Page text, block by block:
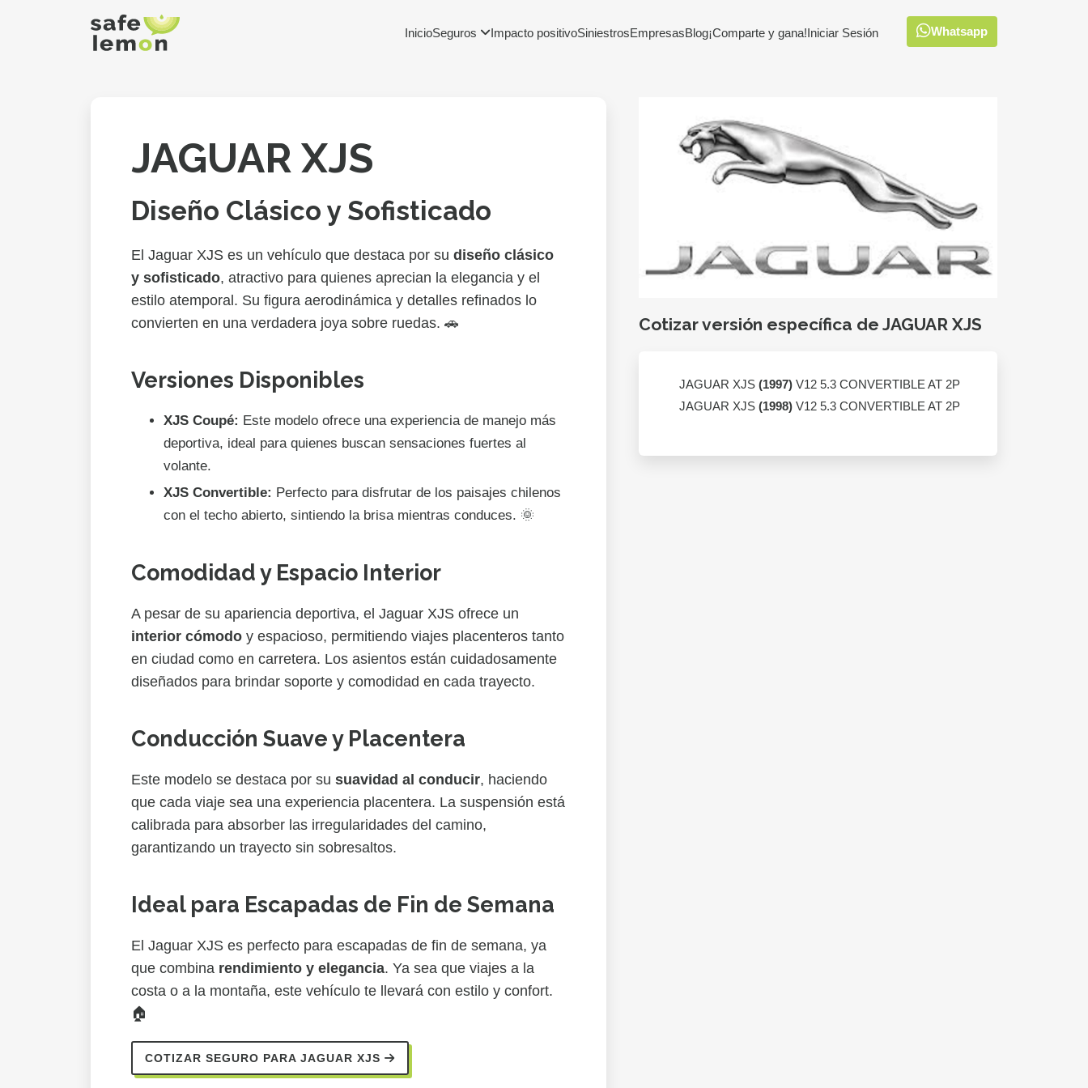
InicioSeguros Impacto positivoSiniestrosEmpresasBlog¡Comparte y gana!Iniciar Sesión Whatsapp
JAGUAR XJS
Diseño Clásico y Sofisticado
El Jaguar XJS es un vehículo que destaca por su diseño clásico
y sofisticado, atractivo para quienes aprecian la elegancia y el
estilo atemporal. Su figura aerodinámica y detalles refinados lo
convierten en una verdadera joya sobre ruedas. 🚗
Versiones Disponibles
XJS Coupé: Este modelo ofrece una experiencia de manejo más
deportiva, ideal para quienes buscan sensaciones fuertes al
volante.
XJS Convertible: Perfecto para disfrutar de los paisajes chilenos
con el techo abierto, sintiendo la brisa mientras conduces. 🌞
Comodidad y Espacio Interior
A pesar de su apariencia deportiva, el Jaguar XJS ofrece un
interior cómodo y espacioso, permitiendo viajes placenteros tanto
en ciudad como en carretera. Los asientos están cuidadosamente
diseñados para brindar soporte y comodidad en cada trayecto.
Conducción Suave y Placentera
Este modelo se destaca por su suavidad al conducir, haciendo
que cada viaje sea una experiencia placentera. La suspensión está
calibrada para absorber las irregularidades del camino,
garantizando un trayecto sin sobresaltos.
Ideal para Escapadas de Fin de Semana
El Jaguar XJS es perfecto para escapadas de fin de semana, ya
que combina rendimiento y elegancia. Ya sea que viajes a la
costa o a la montaña, este vehículo te llevará con estilo y confort.
🏠
COTIZAR SEGURO PARA JAGUAR XJS
Cotizar versión específica de JAGUAR XJS
JAGUAR XJS (1997) V12 5.3 CONVERTIBLE AT 2P
JAGUAR XJS (1998) V12 5.3 CONVERTIBLE AT 2P